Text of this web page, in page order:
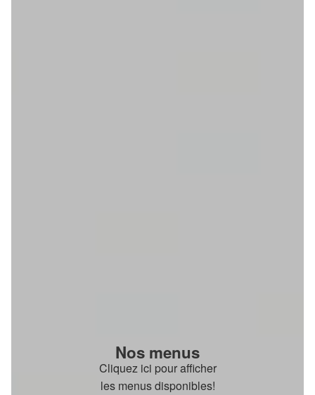
Nos menus
Cliquez ici pour afficher
les menus disponibles!